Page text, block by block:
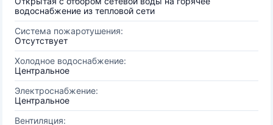
водоснабжение из тепловой сети
Система пожаротушения:
Отсутствует
Холодное водоснабжение:
Центральное
Электроснабжение:
Центральное
Вентиляция: